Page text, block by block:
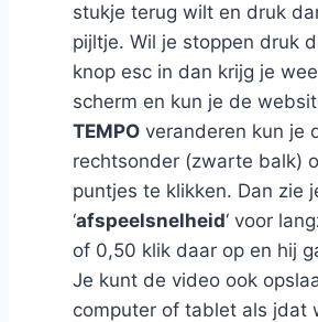
stukje terug wilt en druk
pijltje. Wil je stoppen druk
knop esc in dan krijg je
scherm en kun je de
TEMPO veranderen kun je
rechtsonder (zwarte balk)
puntjes te klikken. Dan zie
‘afspeelsnelheid‘ voor
of 0,50 klik daar op en hij
Je kunt de video ook
computer of tablet als jdat